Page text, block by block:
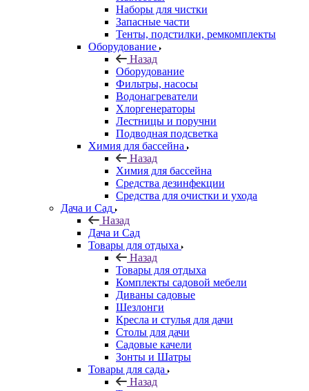
Наборы для чистки
Запасные части
Тенты, подстилки, ремкомплекты
Оборудование
Назад
Оборудование
Фильтры, насосы
Водонагреватели
Хлоргенераторы
Лестницы и поручни
Подводная подсветка
Химия для бассейна
Назад
Химия для бассейна
Средства дезинфекции
Средства для очистки и ухода
Дача и Сад
Назад
Дача и Сад
Товары для отдыха
Назад
Товары для отдыха
Комплекты садовой мебели
Диваны садовые
Шезлонги
Кресла и стулья для дачи
Столы для дачи
Садовые качели
Зонты и Шатры
Товары для сада
Назад